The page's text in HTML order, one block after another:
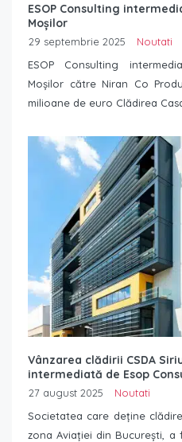
ESOP Consulting
Moșilor
29 septembrie 2025
Noutati
ESOP Consulting
Moșilor către Niran Co
milioane de euro Clădirea
Vânzarea clădirii CSDA
intermediată de Esop
27 august 2025
Noutati
Societatea care deține
zona Aviației din București,